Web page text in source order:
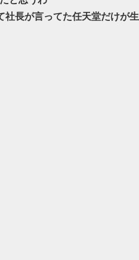
社長が言ってた任天堂だけが生